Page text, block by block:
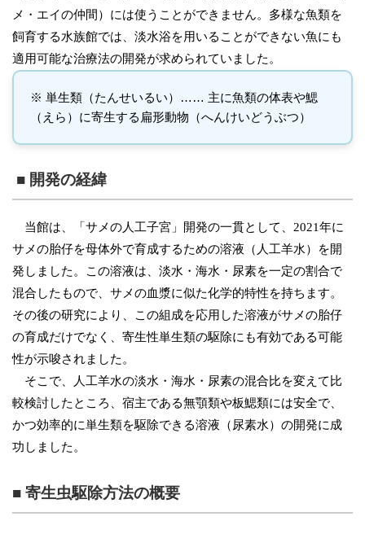
メ・エイの仲間）には使うことができません。多様な魚類を
飼育する水族館では、淡水浴を用いることができない魚にも
適用可能な治療法の開発が求められていました。
※ 単生類（たんせいるい）…… 主に魚類の体表や鰓
（えら）に寄生する扁形動物（へんけいどうぶつ）
■ 開発の経緯
当館は、「サメの人工子宮」開発の一貫として、2021年に
サメの胎仔を母体外で育成するための溶液（人工羊水）を開
発しました。この溶液は、淡水・海水・尿素を一定の割合で
混合したもので、サメの血漿に似た化学的特性を持ちます。
その後の研究により、この組成を応用した溶液がサメの胎仔
の育成だけでなく、寄生性単生類の駆除にも有効である可能
性が示唆されました。
そこで、人工羊水の淡水・海水・尿素の混合比を変えて比
較検討したところ、宿主である無顎類や板鰓類には安全で、
かつ効率的に単生類を駆除できる溶液（尿素水）の開発に成
功しました。
■ 寄生虫駆除方法の概要